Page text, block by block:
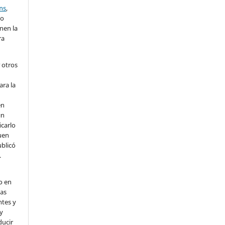
,
la
otros
la
en
y